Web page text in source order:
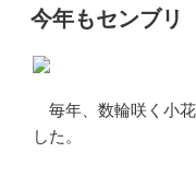
稿
日:
今年もセンブリ
毎年、数輪咲く小
した。